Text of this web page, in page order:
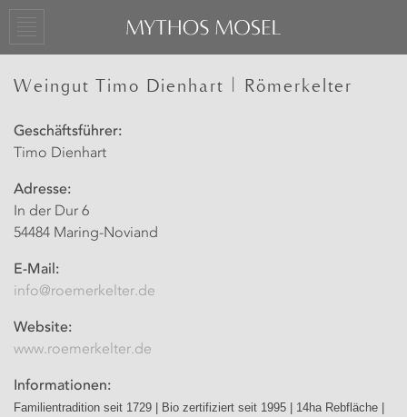
Weingut Timo Dienhart | Römerkelter
Geschäftsführer:
Timo Dienhart
Adresse:
In der Dur 6
54484 Maring-Noviand
E-Mail:
info@roemerkelter.de
Website:
www.roemerkelter.de
Informationen:
Familientradition seit 1729 | Bio zertifiziert seit 1995 | 14ha Rebfläche |